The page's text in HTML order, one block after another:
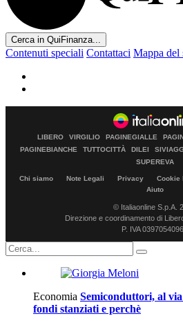
Cerca in QuiFinanza...
Contenuti speciali Contattaci Mappa del
LIBERO VIRGILIO PAGINEGIALLE
PAGINEBIANCHE
TUTTOCITTÀ DILEI
SUPEREVA
Chi siamo Note Legali Privacy Cookie
Aiuto
© Italiaonline S.p.A.
Direzione e coordinamento di
P. IVA
Economia Semiconduttori, al
fondi stanziati e perchè